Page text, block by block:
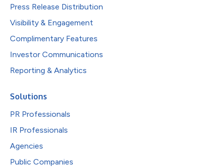
Press Release Distribution
Visibility & Engagement
Complimentary Features
Investor Communications
Reporting & Analytics
Solutions
PR Professionals
IR Professionals
Agencies
Public Companies